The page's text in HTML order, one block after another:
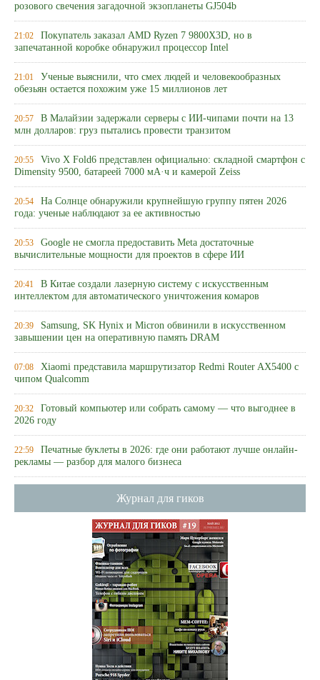
розового свечения загадочной экзопланеты GJ504b
21:02 Покупатель заказал AMD Ryzen 7 9800X3D, но в
запечатанной коробке обнаружил процессор Intel
21:01 Ученые выяснили, что смех людей и человекообразных
обезьян остается похожим уже 15 миллионов лет
20:57 В Малайзии задержали серверы с ИИ-чипами почти на 13
млн долларов: груз пытались провести транзитом
20:55 Vivo X Fold6 представлен официально: складной смартфон с
Dimensity 9500, батареей 7000 мА·ч и камерой Zeiss
20:54 На Солнце обнаружили крупнейшую группу пятен 2026
года: ученые наблюдают за ее активностью
20:53 Google не смогла предоставить Meta достаточные
вычислительные мощности для проектов в сфере ИИ
20:41 В Китае создали лазерную систему с искусственным
интеллектом для автоматического уничтожения комаров
20:39 Samsung, SK Hynix и Micron обвинили в искусственном
завышении цен на оперативную память DRAM
07:08 Xiaomi представила маршрутизатор Redmi Router AX5400 с
чипом Qualcomm
20:32 Готовый компьютер или собрать самому — что выгоднее в
2026 году
22:59 Печатные буклеты в 2026: где они работают лучше онлайн-
рекламы — разбор для малого бизнеса
Журнал для гиков